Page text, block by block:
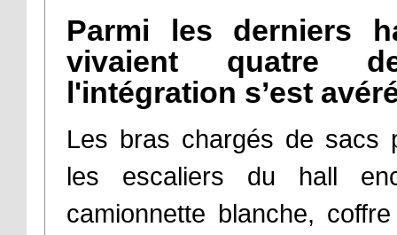
Parmi les derniers
vivaient quatre
l'intégration s’est
Les bras chargés de sacs
les escaliers du hall
camionnette blanche,